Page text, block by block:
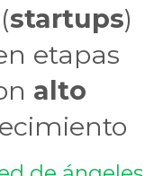
startups)
etapas
alto